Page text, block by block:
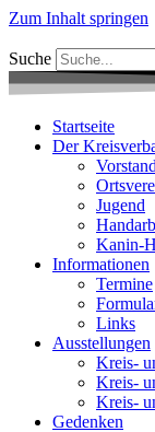
Zum Inhalt springen
Suche
Startseite
Der
Jugend
Kanin-
Informationen
Termine
Links
Ausstellungen
Kreis-
Kreis-
Kreis-
Gedenken